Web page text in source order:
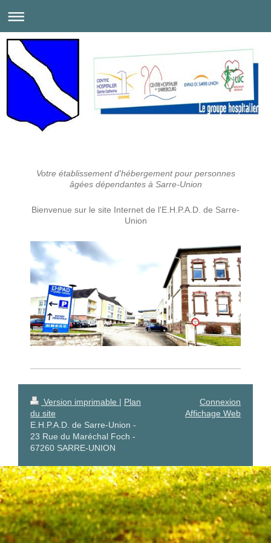
Votre établissement d'hébergement pour personnes
âgées dépendantes à Sarre-Union
Bienvenue sur le site Internet de l'E.H.P.A.D. de Sarre-
Union
Version imprimable | Plan
du site
E.H.P.A.D. de Sarre-Union -
23 Rue du Maréchal Foch -
67260 SARRE-UNION
Connexion
Affichage Web